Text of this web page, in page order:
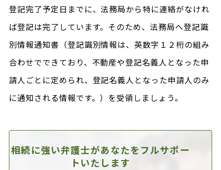
登記完了予定日までに、法務局から特に連絡がなけれ
ば登記は完了しています。そのため、法務局へ登記識
別情報通知書（登記識別情報は、英数字１２桁の組み
合わせでできており、不動産や登記名義人となった申
請人ごとに定められ、登記名義人となった申請人のみ
に通知される情報です。）を受領しましょう。
相続に強い弁護士があなたをフルサポー
トいたします